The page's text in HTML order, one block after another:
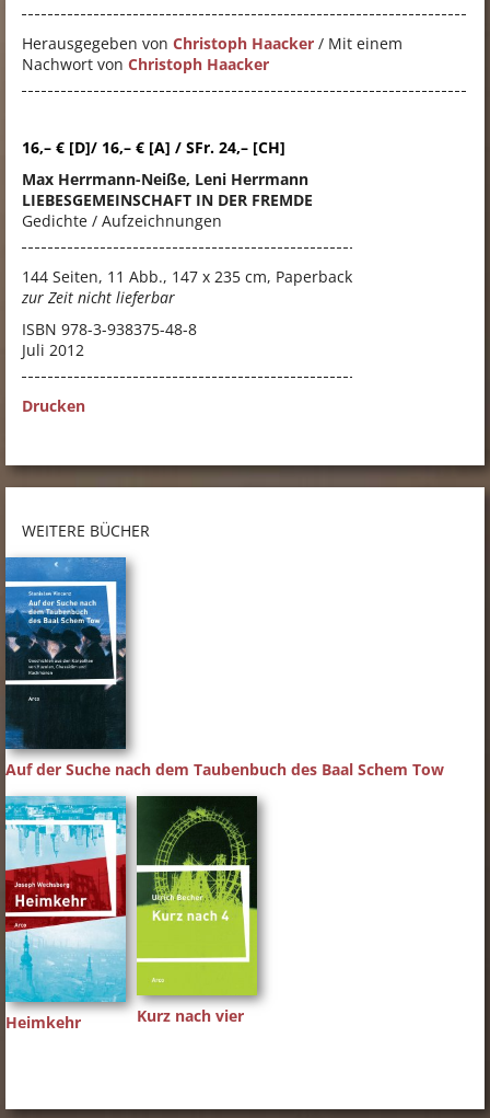
Herausgegeben von Christoph Haacker / Mit einem
Nachwort von Christoph Haacker
16,– € [D]/ 16,– € [A] / SFr. 24,– [CH]
Max Herrmann-Neiße, Leni Herrmann
LIEBESGEMEINSCHAFT IN DER FREMDE
Gedichte / Aufzeichnungen
144 Seiten, 11 Abb., 147 x 235 cm, Paperback
zur Zeit nicht lieferbar
ISBN 978-3-938375-48-8
Juli 2012
Drucken
WEITERE BÜCHER
Auf der Suche nach dem Taubenbuch des Baal Schem Tow
Heimkehr Kurz nach vier